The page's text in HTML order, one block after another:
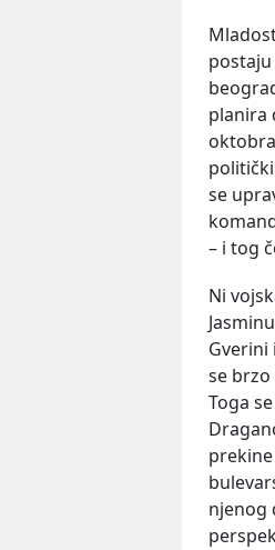
planira
se
– i tog
Ni
Gverini
se
Toga
njenog